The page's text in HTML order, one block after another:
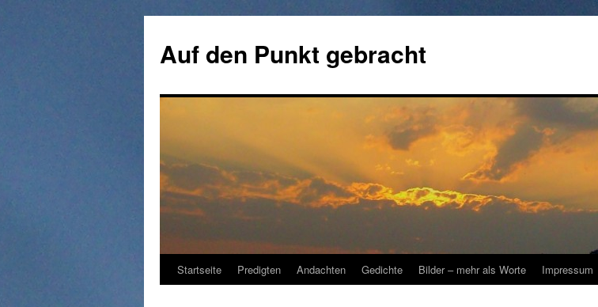
springen
Auf den Punkt gebracht
Startseite Predigten Andachten Gedichte Bilder – mehr als Worte Impressum